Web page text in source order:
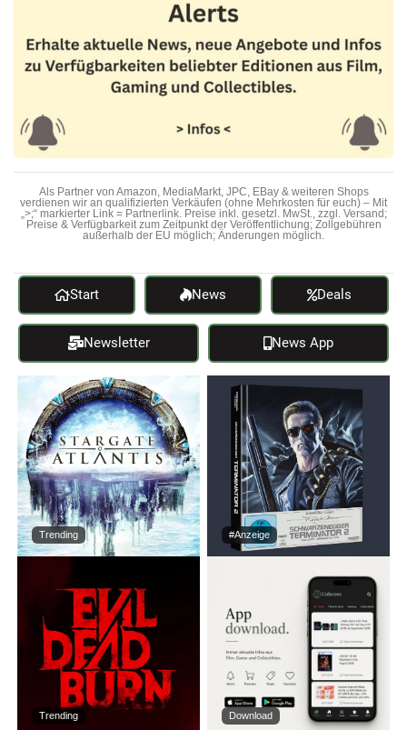
Als Partner von Amazon, MediaMarkt, JPC, EBay & weiteren Shops
verdienen wir an qualifizierten Verkäufen (ohne Mehrkosten für euch) – Mit
„>;“ markierter Link = Partnerlink. Preise inkl. gesetzl. MwSt., zzgl. Versand;
Preise & Verfügbarkeit zum Zeitpunkt der Veröffentlichung; Zollgebühren
außerhalb der EU möglich; Änderungen möglich.
Start News Deals
Newsletter News App
Trending #Anzeige
Trending Download